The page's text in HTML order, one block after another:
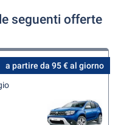
seguenti offerte
a partire da 95 € al giorno